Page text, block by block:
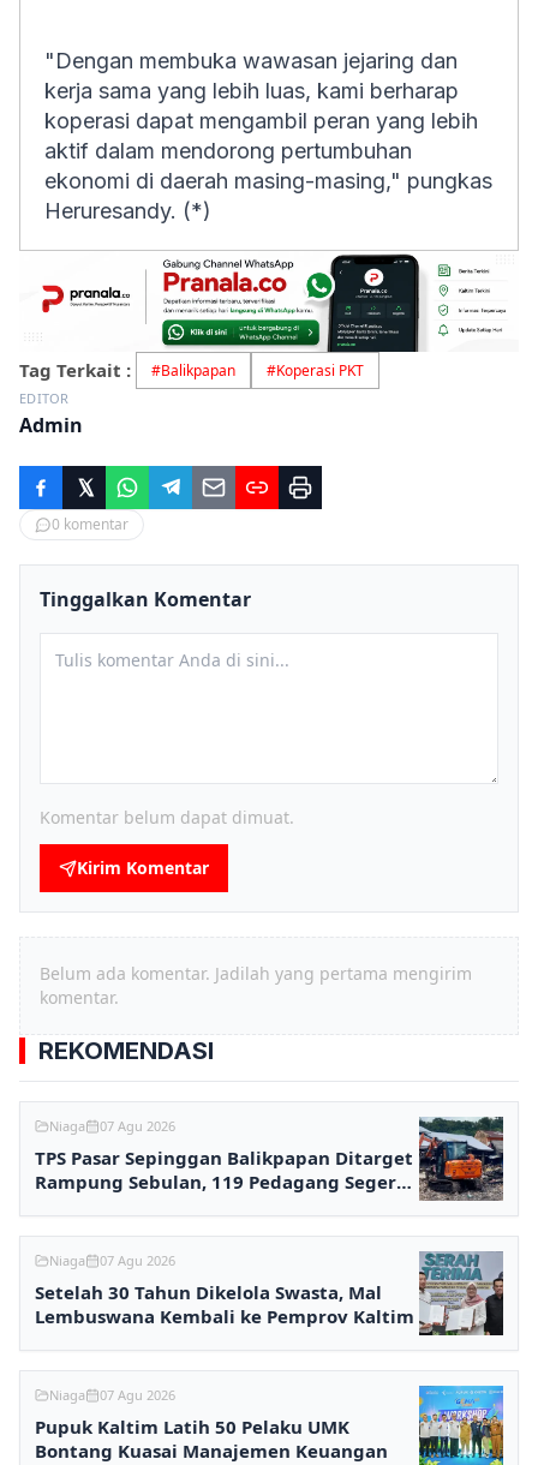
"Dengan membuka wawasan jejaring dan
kerja sama yang lebih luas, kami berharap
koperasi dapat mengambil peran yang lebih
aktif dalam mendorong pertumbuhan
ekonomi di daerah masing-masing," pungkas
Heruresandy. (*)
Tag Terkait : #Balikpapan #Koperasi PKT
EDITOR
Admin
0 komentar
Tinggalkan Komentar
Komentar belum dapat dimuat.
Kirim Komentar
Belum ada komentar. Jadilah yang pertama mengirim
komentar.
REKOMENDASI
Niaga 07 Agu 2026
TPS Pasar Sepinggan Balikpapan Ditarget
Rampung Sebulan, 119 Pedagang Segera
Niaga 07 Agu 2026
Setelah 30 Tahun Dikelola Swasta, Mal
Lembuswana Kembali ke Pemprov Kaltim
Niaga 07 Agu 2026
Pupuk Kaltim Latih 50 Pelaku UMK
Bontang Kuasai Manajemen Keuangan